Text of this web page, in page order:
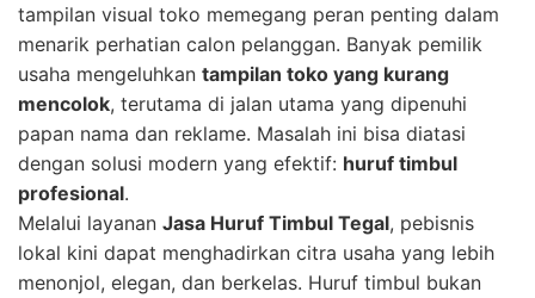
tampilan visual toko memegang peran penting dalam
menarik perhatian calon pelanggan. Banyak pemilik
usaha mengeluhkan tampilan toko yang kurang
mencolok, terutama di jalan utama yang dipenuhi
papan nama dan reklame. Masalah ini bisa diatasi
dengan solusi modern yang efektif: huruf timbul
profesional.
Melalui layanan Jasa Huruf Timbul Tegal, pebisnis
lokal kini dapat menghadirkan citra usaha yang lebih
menonjol, elegan, dan berkelas. Huruf timbul bukan